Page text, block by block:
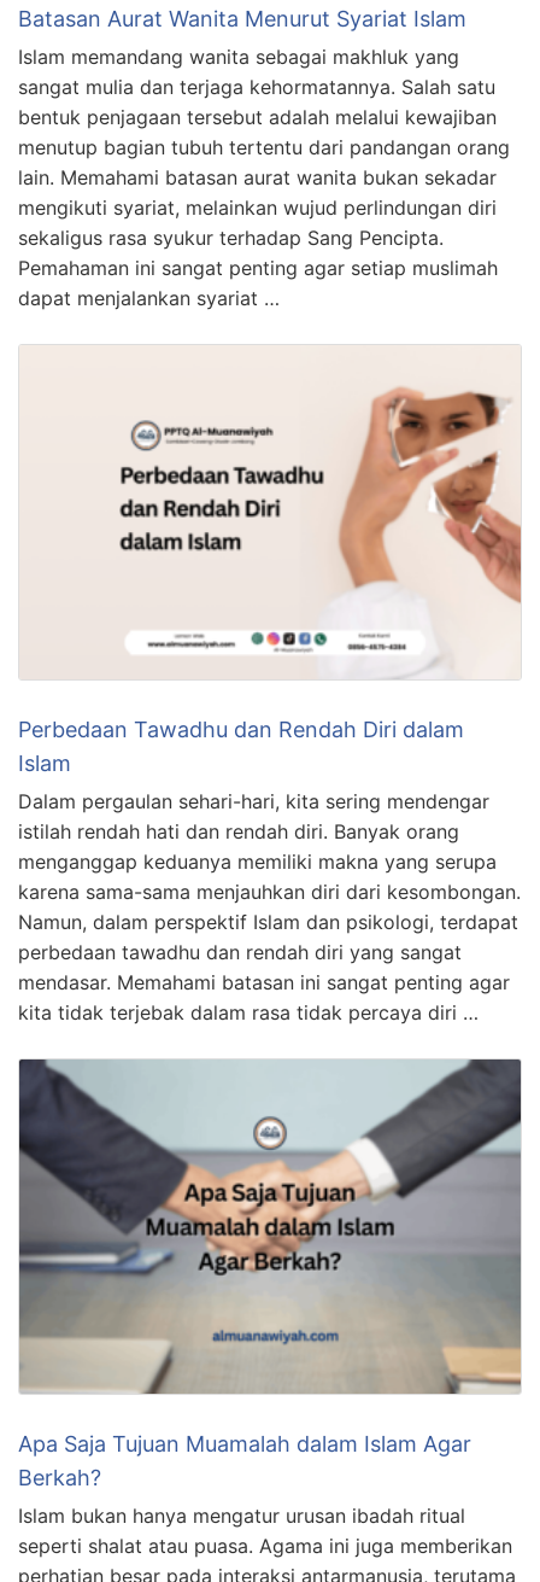
Batasan Aurat Wanita Menurut Syariat Islam
Islam memandang wanita sebagai makhluk yang
sangat mulia dan terjaga kehormatannya. Salah satu
bentuk penjagaan tersebut adalah melalui kewajiban
menutup bagian tubuh tertentu dari pandangan orang
lain. Memahami batasan aurat wanita bukan sekadar
mengikuti syariat, melainkan wujud perlindungan diri
sekaligus rasa syukur terhadap Sang Pencipta.
Pemahaman ini sangat penting agar setiap muslimah
dapat menjalankan syariat …
Perbedaan Tawadhu dan Rendah Diri dalam
Islam
Dalam pergaulan sehari-hari, kita sering mendengar
istilah rendah hati dan rendah diri. Banyak orang
menganggap keduanya memiliki makna yang serupa
karena sama-sama menjauhkan diri dari kesombongan.
Namun, dalam perspektif Islam dan psikologi, terdapat
perbedaan tawadhu dan rendah diri yang sangat
mendasar. Memahami batasan ini sangat penting agar
kita tidak terjebak dalam rasa tidak percaya diri …
Apa Saja Tujuan Muamalah dalam Islam Agar
Berkah?
Islam bukan hanya mengatur urusan ibadah ritual
seperti shalat atau puasa. Agama ini juga memberikan
perhatian besar pada interaksi antarmanusia, terutama